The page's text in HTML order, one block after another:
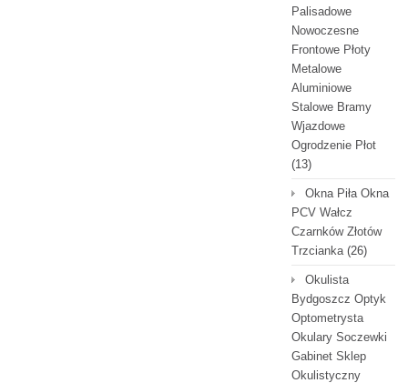
Palisadowe
Nowoczesne
Frontowe Płoty
Metalowe
Aluminiowe
Stalowe Bramy
Wjazdowe
Ogrodzenie Płot
(13)
Okna Piła Okna
PCV Wałcz
Czarnków Złotów
Trzcianka(26)
Okulista
Bydgoszcz Optyk
Optometrysta
Okulary Soczewki
Gabinet Sklep
Okulistyczny